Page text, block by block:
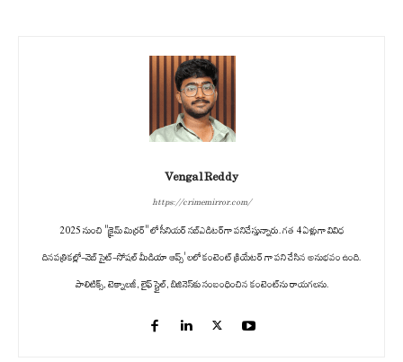
Vengal Reddy
https://crimemirror.com/
2025 నుంచి "క్రైమ్ మిర్రర్" లో సీనియర్ సబ్‌ఎడిటర్‌గా పనిచేస్తున్నారు. గత 4 ఏళ్లుగా వివిధ
దినపత్రికల్లో-వెబ్ సైట్-సోషల్ మీడియా ఆప్స్' లలో కంటెంట్ క్రియేటర్ గా పని చేసిన అనుభవం ఉంది.
పాలిటిక్స్‌, టెక్నాలజీ, లైఫ్‌ స్టైల్‌, బిజినెస్‌కు సంబంధించిన కంటెంట్‌ను రాయగలను.